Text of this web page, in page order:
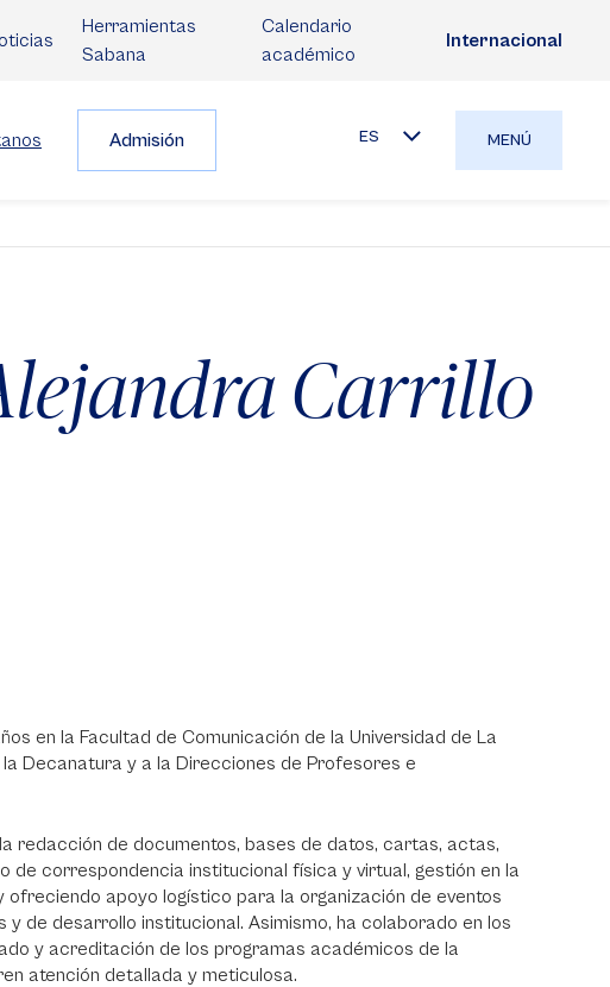
Herramientas
Sabana
Calendario
académico
Internacional
Admisión ES MENÚ
Carrillo
en la Facultad de Comunicación de la Universidad de La
Decanatura y a la Direcciones de Profesores e
redacción de documentos, bases de datos, cartas, actas,
de correspondencia institucional física y virtual, gestión en la
ofreciendo apoyo logístico para la organización de eventos
y de desarrollo institucional. Asimismo, ha colaborado en los
y acreditación de los programas académicos de la
atención detallada y meticulosa.